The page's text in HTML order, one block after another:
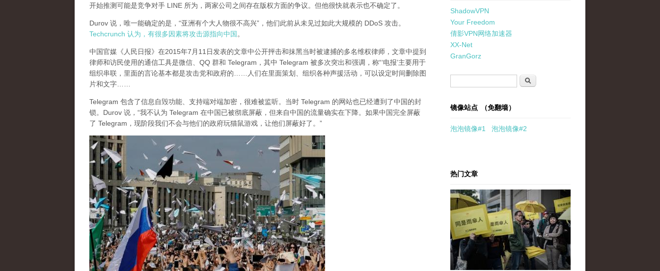
开始推测可能是竞争对手 LINE 所为，两家公司之间存在版权方面的争议。但他很快就表示也不确定了。
Durov 说，唯一能确定的是，“亚洲有个大人物很不高兴”，他们此前从未见过如此大规模的 DDoS 攻击。
Techcrunch 认为，有很多因素将攻击源指向中国 。
中国官媒《人民日报》在2015年7月11日发表的文章中公开抨击和抹黑当时被逮捕的多名维权律师，文章中提到
律师和访民使用的通信工具是微信、QQ 群和 Telegram，其中 Telegram 被多次突出和强调，称“‘电报’主要用于
组织串联，里面的言论基本都是攻击党和政府的……人们在里面策划、组织各种声援活动，可以设定时间删除图
片和文字……
Telegram 包含了信息自毁功能、支持端对端加密，很难被监听。当时 Telegram 的网站也已经遭到了中国的封
锁。Durov 说，“我不认为 Telegram 在中国已被彻底屏蔽，但来自中国的流量确实在下降。如果中国完全屏蔽
了 Telegram，现阶段我们不会与他们的政府玩猫鼠游戏，让他们屏蔽好了。”
ShadowVPN
Your Freedom
倩影VPN网络加速器
XX-Net
GranGorz
搜索
镜像站点 （免翻墙）
泡泡镜像#1 泡泡镜像#2
热门文章